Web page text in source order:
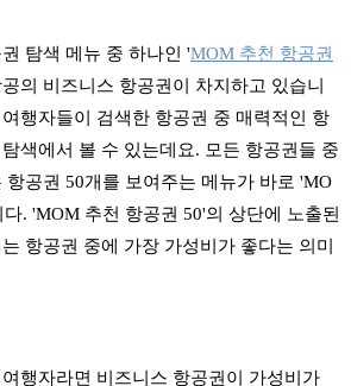
탐색 메뉴 중 하나인 'MOM 추천 항공권
의 비즈니스 항공권이 차지하고 있습니
행자들이 검색한 항공권 중 매력적인 항
색에서 볼 수 있는데요. 모든 항공권들 중
공권 50개를 보여주는 메뉴가 바로 'MO
. 'MOM 추천 항공권 50'의 상단에 노출된
항공권 중에 가장 가성비가 좋다는 의미
행자라면 비즈니스 항공권이 가성비가